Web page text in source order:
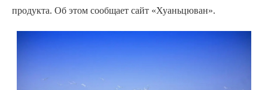
продукта. Об этом сообщает сайт «Хуаньцюван».